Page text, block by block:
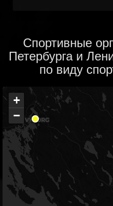
Спортивные
Петербурга и
по виду
+
−